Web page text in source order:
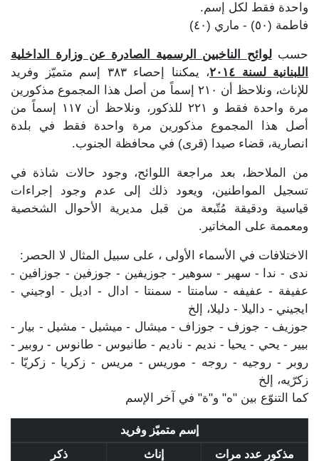
واحدة فقط لكل إسم.
فاطمة (٥٠) - ماري (٤٠)
حسبلوائح الناخبين الرسمية الصادرة عن وزارة الداخلية
اللبنانية لسنة ٢٠١٤
، يمكننا إحصاء ٣٨٣ إسم متميّز وفريد
للإناث، ونلاحظ أن ٢١٠ إسماً من أصل هذا المجموع مذكورين
مرة واحدة فقط و ٢٢١ للذكور، ونلاحظ أن ١١٧ إسماً من
أصل هذا المجموع مذكورين مرة واحدة فقط في بلدة
انصارية، قضاء صيدا (قرى) في محافظة الجنوب.
من الملاحظ، بعد مراجعة اللوائح، وجود حالات شاذة في
تسجيل المواطنين، ويعود ذلك إلى عدم وجود إجراءات
قياسية ودقيقة مُتّبعة من قبل مديرية الأحوال الشخصية
ومعممة على المخاتير.
الاختلافات في الأسماء الأولى ، على سبيل المثال لا الحصر:
ندى - ندا - سهير - سوهير - جوزيفين - جوزفين - جوزافين -
عفيفة - عفيفه - سامنتا - سمنتا - ادال - اديل - اوجيني -
ايجيني - داليلا - دليلا، إلخ
جوزيف - جوزف - جوزاف - ميشال - ميشيل - مشيل - بيار -
بيير - يحي - يحيا - نديم - ناديم - طانيوس - طانوس - روبير -
روبر - روجيه - روجه - موريس - مريس - زكريا - زكريّا -
زكرّيه، إلخ
كما التنوّع بين "ه" و"ة" في آخر الإسم
إسم متميّز وفريد
مذكور عدد مرات
إناث
ذكر